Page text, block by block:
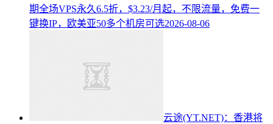
期全场VPS永久6.5折，$3.23/月起，不限流量，免费一
键换IP，欧美亚50多个机房可选2026-08-06
云途(YT.NET)：香港将